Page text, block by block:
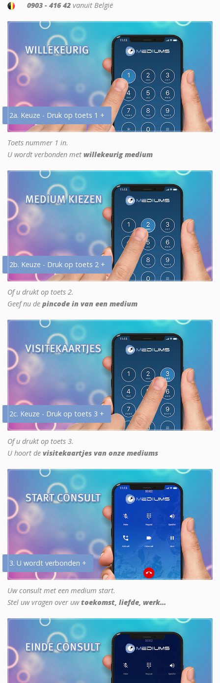
0903 - 416 42 vanuit België
2a. Keuze - Druk op toets 1 +
Toets nummer 1 in.
U wordt verbonden met willekeurig medium
2b. Keuze - Druk op toets 2 +
Of u drukt op toets 2.
Geef nu de pincode in van een medium
2c. Keuze - Druk op toets 3 +
Of u drukt op toets 3.
U hoort de visitekaartjes van onze mediums
3. U wordt verbonden +
Uw consult met een medium start.
Stel uw vragen over uwtoekomst, liefde, werk...